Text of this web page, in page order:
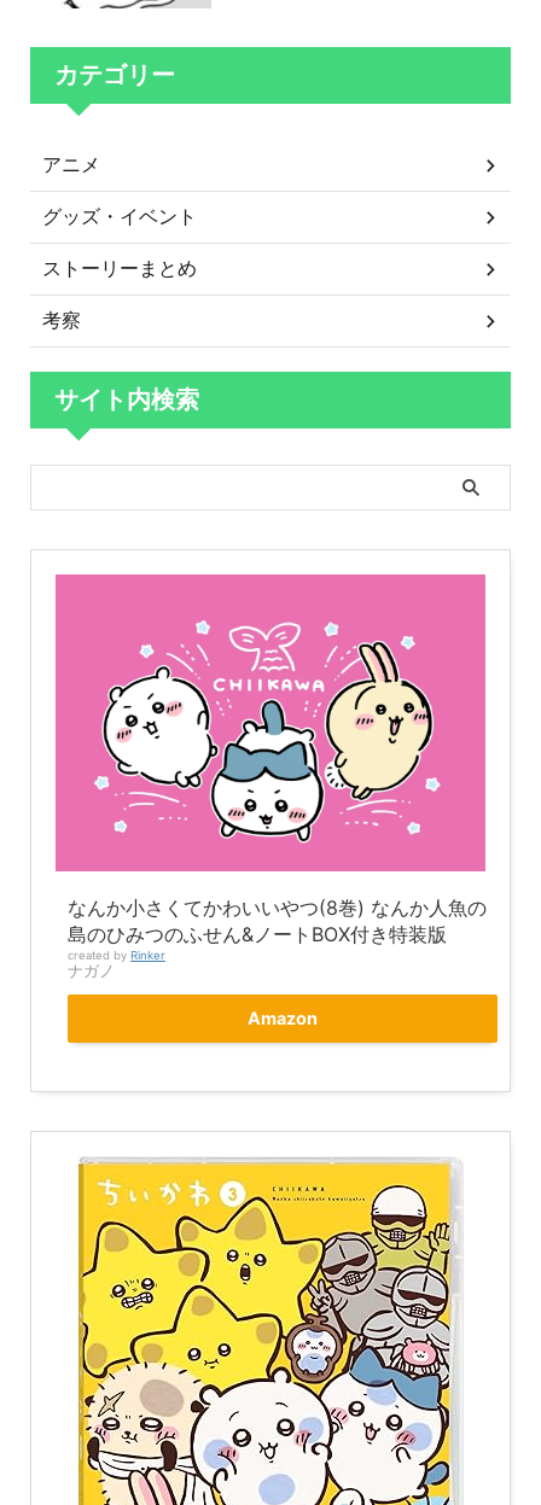
カテゴリー
アニメ
グッズ・イベント
ストーリーまとめ
考察
サイト内検索
なんか小さくてかわいいやつ(8巻) なんか人魚の
島のひみつのふせん&ノートBOX付き特装版
created by Rinker
ナガノ
Amazon